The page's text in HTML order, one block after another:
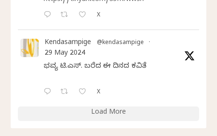
X
Kendasampige @kendasampige ·
29 May 2024
ಭವ್ಯ ಟಿ.ಎಸ್. ಬರೆದ ಈ ದಿನದ ಕವಿತೆ
X
Load More